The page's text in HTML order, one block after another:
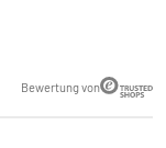
Bewertung von